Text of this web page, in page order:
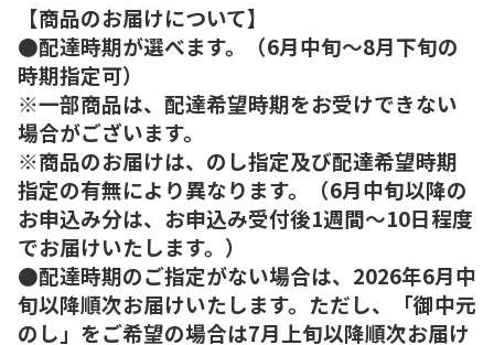
【商品のお届けについて】
●配達時期が選べます。（6月中旬～8月下旬の
時期指定可）
※一部商品は、配達希望時期をお受けできない
場合がございます。
※商品のお届けは、のし指定及び配達希望時期
指定の有無により異なります。（6月中旬以降の
お申込み分は、お申込み受付後1週間～10日程度
でお届けいたします。）
●配達時期のご指定がない場合は、2026年6月中
旬以降順次お届けいたします。ただし、「御中元
のし」をご希望の場合は7月上旬以降順次お届け